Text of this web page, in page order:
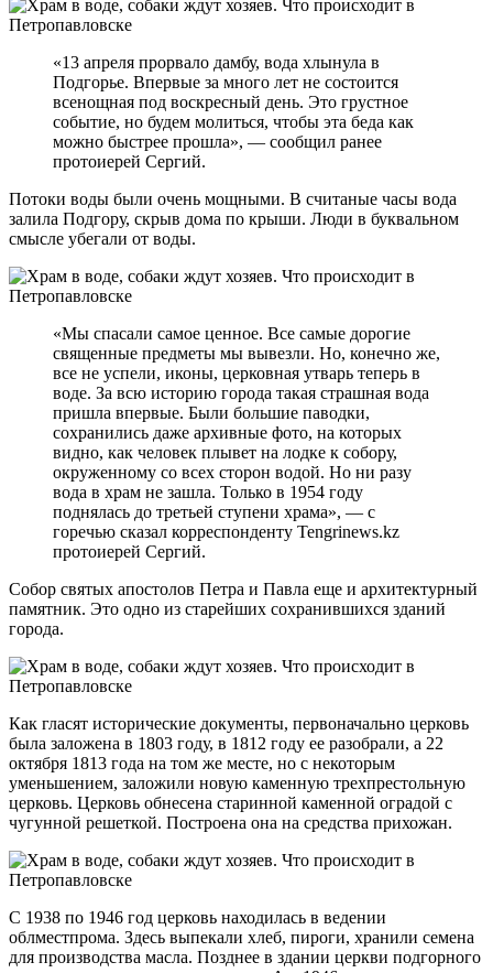
«13 апреля прорвало дамбу, вода хлынула в
Подгорье. Впервые за много лет не состоится
всенощная под воскресный день. Это грустное
событие, но будем молиться, чтобы эта беда как
можно быстрее прошла», — сообщил ранее
протоиерей Сергий.
Потоки воды были очень мощными. В считаные часы вода
залила Подгору, скрыв дома по крыши. Люди в буквальном
смысле убегали от воды.
«Мы спасали самое ценное. Все самые дорогие
священные предметы мы вывезли. Но, конечно же,
все не успели, иконы, церковная утварь теперь в
воде. За всю историю города такая страшная вода
пришла впервые. Были большие паводки,
сохранились даже архивные фото, на которых
видно, как человек плывет на лодке к собору,
окруженному со всех сторон водой. Но ни разу
вода в храм не зашла. Только в 1954 году
поднялась до третьей ступени храма», — с
горечью сказал корреспонденту Tengrinews.kz
протоиерей Сергий.
Собор святых апостолов Петра и Павла еще и архитектурный
памятник. Это одно из старейших сохранившихся зданий
города.
Как гласят исторические документы, первоначально церковь
была заложена в 1803 году, в 1812 году ее разобрали, а 22
октября 1813 года на том же месте, но с некоторым
уменьшением, заложили новую каменную трехпрестольную
церковь. Церковь обнесена старинной каменной оградой с
чугунной решеткой. Построена она на средства прихожан.
С 1938 по 1946 год церковь находилась в ведении
облместпрома. Здесь выпекали хлеб, пироги, хранили семена
для производства масла. Позднее в здании церкви подгорного